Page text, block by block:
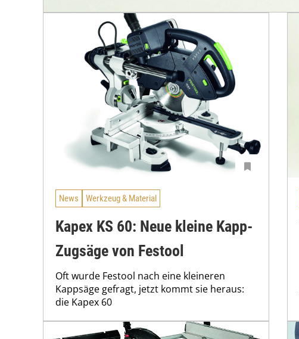
News Werkzeug & Material
Kapex KS 60: Neue kleine Kapp-
Zugsäge von Festool
Oft wurde Festool nach eine kleineren
Kappsäge gefragt, jetzt kommt sie heraus:
die Kapex 60